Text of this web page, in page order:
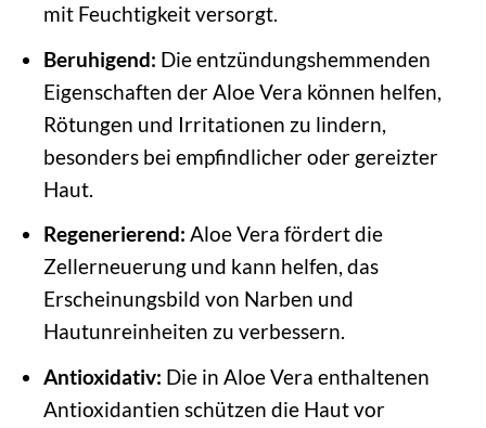
mit Feuchtigkeit versorgt.
Beruhigend: Die entzündungshemmenden
Eigenschaften der Aloe Vera können helfen,
Rötungen und Irritationen zu lindern,
besonders bei empfindlicher oder gereizter
Haut.
Regenerierend: Aloe Vera fördert die
Zellerneuerung und kann helfen, das
Erscheinungsbild von Narben und
Hautunreinheiten zu verbessern.
Antioxidativ: Die in Aloe Vera enthaltenen
Antioxidantien schützen die Haut vor